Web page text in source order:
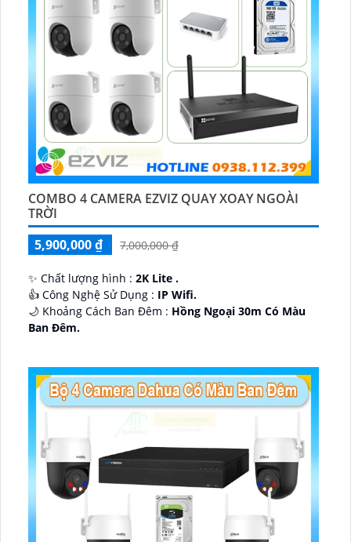
COMBO 4 CAMERA EZVIZ QUAY XOAY NGOÀI
TRỜI
5,900,000 ₫
7,000,000 ₫
✨ Chất lượng hình : 2K Lite .
👍 Công Nghệ Sử Dụng : IP Wifi.
🌙 Khoảng Cách Ban Đêm : Hồng Ngoại 30m Có Màu
Ban Ðêm.